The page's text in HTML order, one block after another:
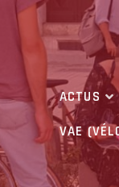
ACTUS
VAE